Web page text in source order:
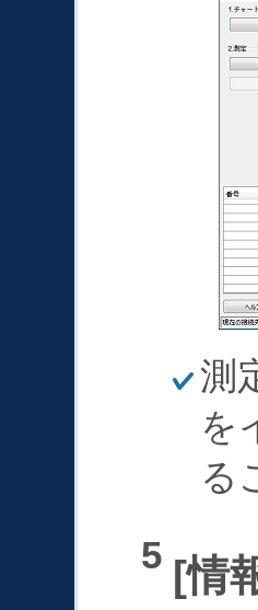
ほ
そ
く
測
を
る
情